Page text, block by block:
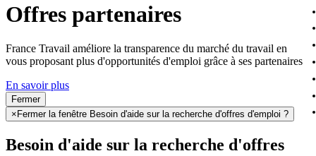
Offres partenaires
France Travail améliore la transparence du marché du travail en
vous proposant plus d'opportunités d'emploi grâce à ses partenaires
En savoir plus
Fermer
× Fermer la fenêtre Besoin d'aide sur la recherche d'offres d'emploi ?
Besoin d'aide sur la recherche d'offres